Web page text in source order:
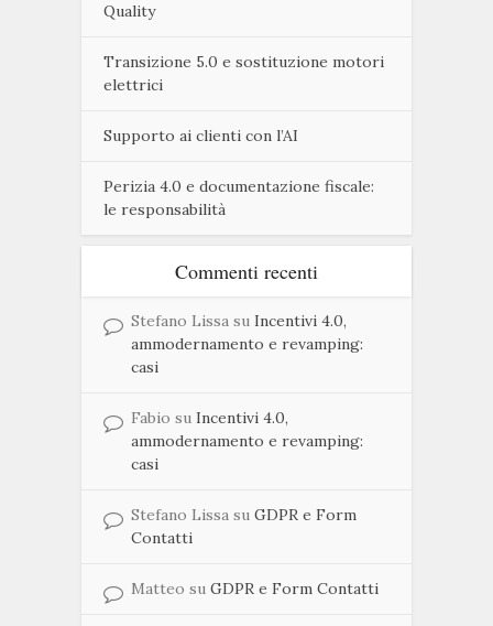
Quality
Transizione 5.0 e sostituzione motori
elettrici
Supporto ai clienti con l’AI
Perizia 4.0 e documentazione fiscale:
le responsabilità
Commenti recenti
Stefano Lissa su Incentivi 4.0,
ammodernamento e revamping:
casi
Fabio su Incentivi 4.0,
ammodernamento e revamping:
casi
Stefano Lissa su GDPR e Form
Contatti
Matteo su GDPR e Form Contatti